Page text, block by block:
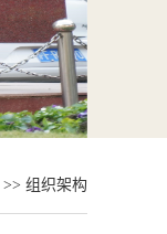
>> 组织架构